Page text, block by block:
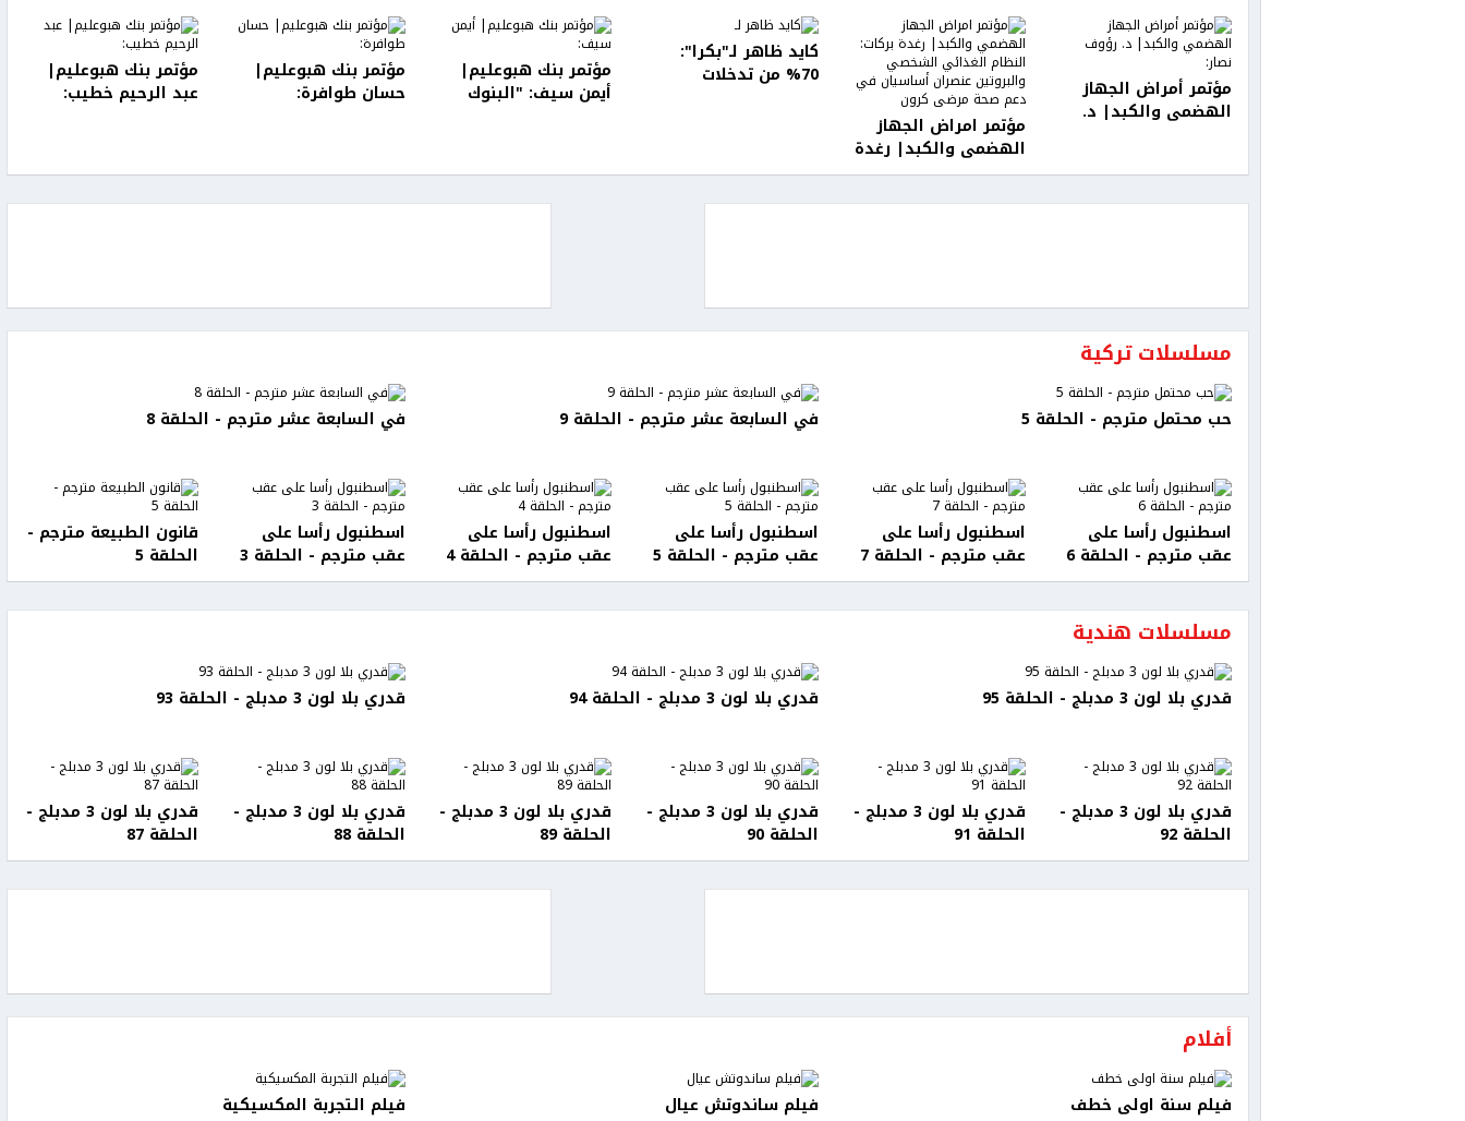
مؤتمر أمراض الجهاز
الهضمي والكبد| د.
طبية وغذائية
مستمرة"
مؤتمر امراض الجهاز
الهضمي والكبد| رغدة
بركات: النظام الغذائي
كايد ظاهر لـ"بكرا":
70% من تدخلات مؤتمر بنك هبوعليم|
أيمن سيف: "البنوك
مؤتمر بنك هبوعليم|
حسان طوافرة:
مؤتمر بنك هبوعليم|
عبد الرحيم خطيب:
مسلسلات تركية
حب محتمل مترجم - الحلقة 5 في السابعة عشر مترجم - الحلقة 9 في السابعة عشر مترجم - الحلقة 8
اسطنبول رأسا على
عقب مترجم - الحلقة 6
اسطنبول رأسا على
عقب مترجم - الحلقة 7
اسطنبول رأسا على
عقب مترجم - الحلقة 5
اسطنبول رأسا على
عقب مترجم - الحلقة 4
اسطنبول رأسا على
عقب مترجم - الحلقة 3
قانون الطبيعة مترجم -
الحلقة 5
مسلسلات هندية
قدري بلا لون 3 مدبلج - الحلقة 95 قدري بلا لون 3 مدبلج - الحلقة 94 قدري بلا لون 3 مدبلج - الحلقة 93
قدري بلا لون 3 مدبلج -
الحلقة 92
قدري بلا لون 3 مدبلج -
الحلقة 91
قدري بلا لون 3 مدبلج -
الحلقة 90
قدري بلا لون 3 مدبلج -
الحلقة 89
قدري بلا لون 3 مدبلج -
الحلقة 88
قدري بلا لون 3 مدبلج -
الحلقة 87
أفلام
فيلم سنة اولى خطف فيلم ساندوتش عيال فيلم التجربة المكسيكية